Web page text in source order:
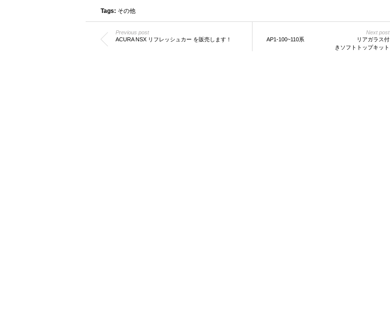
Tags: その他
Previous post
ACURA NSX リフレッシュカー を販売します！
Next post
AP1-100~110系 リアガラス付
きソフトトップキット